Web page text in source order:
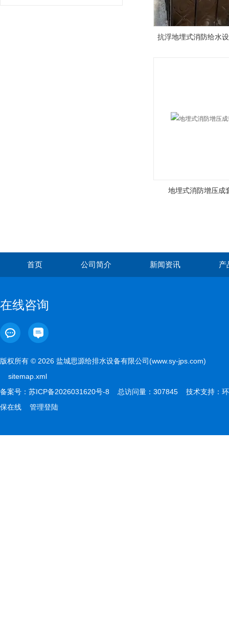
抗浮地埋式消防给水
地埋式消防增压成
首页 公司简介 新闻资讯 产
在线咨询
版权所有 © 2026 盐城思源给排水设备有限公司(www.sy-jps.com)
sitemap.xml
备案号： 苏ICP备2026031620号-8 总访问量：307845 技术支持： 环
保在线
管理登陆